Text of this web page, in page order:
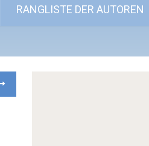
RANGLISTE DER AUTOREN